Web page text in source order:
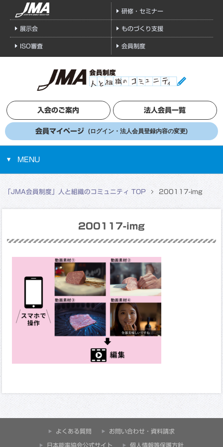
研修・セミナー
展示会 ものづくり支援
ISO審査 会員制度
入会のご案内 法人会員一覧
会員マイページ (ログイン・法人会員登録内容の変更)
MENU
「JMA会員制度」人と組織のコミュニティ TOP 200117-img
200117-img
よくある質問 お問い合わせ・資料請求
⽇本能率協会公式サイト 個人情報等保護方針